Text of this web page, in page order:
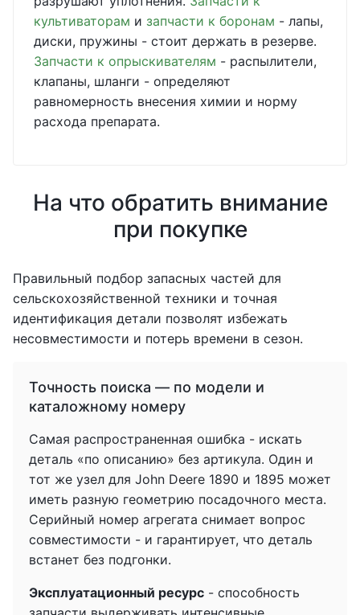
культиваторам и запчасти к боронам - лапы,
диски, пружины - стоит держать в резерве.
Запчасти к опрыскивателям - распылители,
клапаны, шланги - определяют
равномерность внесения химии и норму
расхода препарата.
На что обратить внимание
при покупке
Правильный подбор запасных частей для
сельскохозяйственной техники и точная
идентификация детали позволят избежать
несовместимости и потерь времени в сезон.
Точность поиска — по модели и
каталожному номеру
Самая распространенная ошибка - искать
деталь «по описанию» без артикула. Один и
тот же узел для John Deere 1890 и 1895 может
иметь разную геометрию посадочного места.
Серийный номер агрегата снимает вопрос
совместимости - и гарантирует, что деталь
встанет без подгонки.
Эксплуатационный ресурс - способность